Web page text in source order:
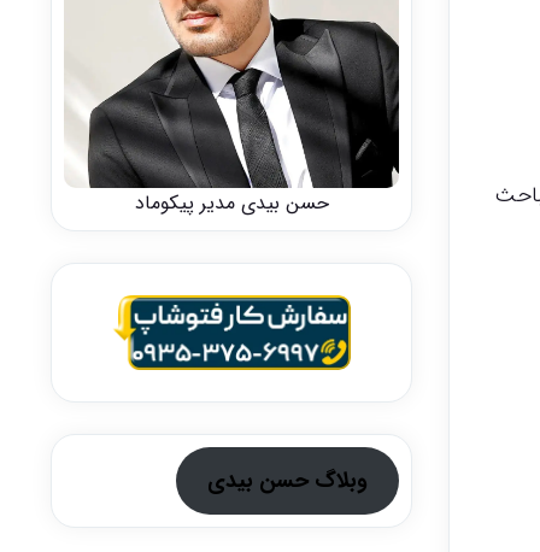
حسن بیدی مدیر پیکوماد
وبلاگ حسن بیدی